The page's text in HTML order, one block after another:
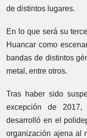
de distintos lugares.
En lo que será su
Huancar como
bandas de distintos
metal, entre otros.
Tras haber sido
excepción de
desarrolló en el
organización ajena al